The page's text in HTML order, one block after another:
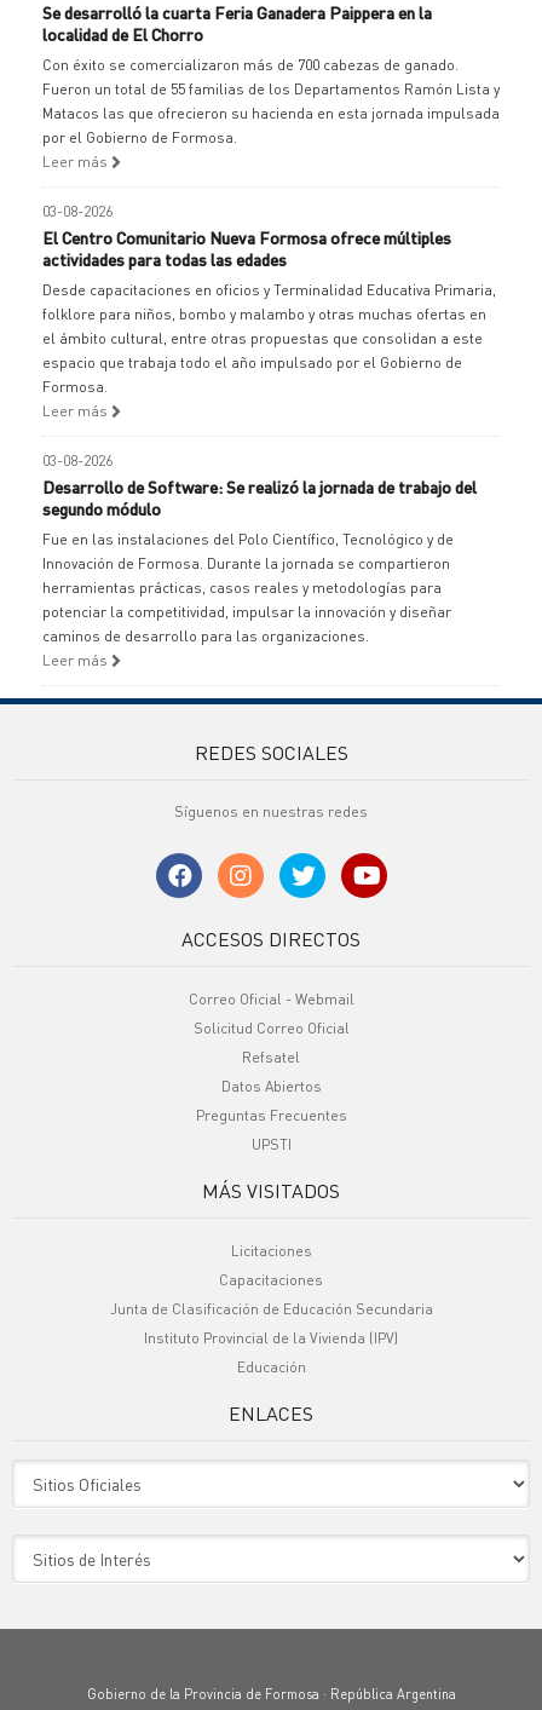
Se desarrolló la cuarta Feria Ganadera Paippera en la
localidad de El Chorro
Con éxito se comercializaron más de 700 cabezas de ganado.
Fueron un total de 55 familias de los Departamentos Ramón Lista y
Matacos las que ofrecieron su hacienda en esta jornada impulsada
por el Gobierno de Formosa.
Leer más
03-08-2026
El Centro Comunitario Nueva Formosa ofrece múltiples
actividades para todas las edades
Desde capacitaciones en oficios y Terminalidad Educativa Primaria,
folklore para niños, bombo y malambo y otras muchas ofertas en
el ámbito cultural, entre otras propuestas que consolidan a este
espacio que trabaja todo el año impulsado por el Gobierno de
Formosa.
Leer más
03-08-2026
Desarrollo de Software: Se realizó la jornada de trabajo del
segundo módulo
Fue en las instalaciones del Polo Científico, Tecnológico y de
Innovación de Formosa. Durante la jornada se compartieron
herramientas prácticas, casos reales y metodologías para
potenciar la competitividad, impulsar la innovación y diseñar
caminos de desarrollo para las organizaciones.
Leer más
REDES SOCIALES
Síguenos en nuestras redes
ACCESOS DIRECTOS
Correo Oficial - Webmail
Solicitud Correo Oficial
Refsatel
Datos Abiertos
Preguntas Frecuentes
UPSTI
MÁS VISITADOS
Licitaciones
Capacitaciones
Junta de Clasificación de Educación Secundaria
Instituto Provincial de la Vivienda (IPV)
Educación
ENLACES
Gobierno de la Provincia de Formosa · República Argentina